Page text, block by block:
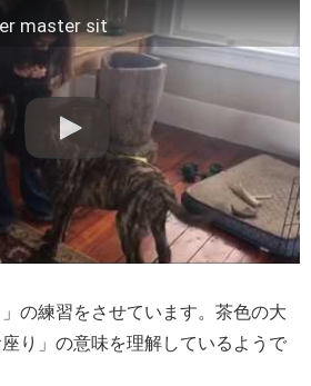
master sit
の練習をさせています。茶色の大
り」の意味を理解しているようで